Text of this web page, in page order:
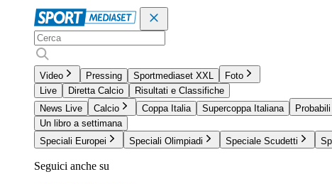
Video Pressing Sportmediaset XXL
Foto
Live
Diretta Calcio
Risultati e Classifiche
News Live
Calcio Coppa Italia Supercoppa Italiana
Un libro a settimana
Speciali Europei
Speciali Olimpiadi Speciale Scudetti
Seguici anche su